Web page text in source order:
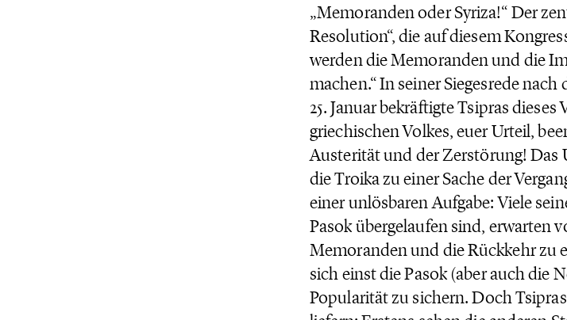
„Memoranden oder Syriza!“ Der
Resolution“, die auf diesem
werden die Memoranden und die
machen.“ In seiner Siegesrede
25. Januar bekräftigte Tsipras
griechischen Volkes, euer Urteil,
Austerität und der Zerstörung! Das
die Troika zu einer Sache der
einer unlösbaren Aufgabe: Viele
Pasok übergelaufen sind, erwarten
Memoranden und die Rückkehr zu
sich einst die Pasok (aber auch die
Popularität zu sichern. Doch